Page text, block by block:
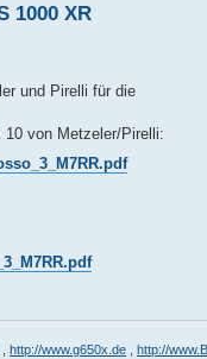
1000 XR
und Pirelli für die
10 von Metzeler/Pirelli:
http://www.g650x.de http://